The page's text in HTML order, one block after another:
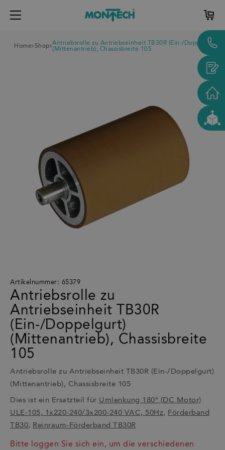
Home Shop Antriebsrolle zu Antriebseinheit TB30R (Ein-/Doppelgurt)
(Mittenantrieb), Chassisbreite 105
Artikelnummer: 65379
Antriebsrolle zu
Antriebseinheit TB30R
(Ein-/Doppelgurt)
(Mittenantrieb), Chassisbreite
105
Antriebsrolle zu Antriebseinheit TB30R (Ein-/Doppelgurt)
(Mittenantrieb), Chassisbreite 105
Dies ist ein Ersatzteil für Umlenkung 180° (DC Motor)
ULE-105, 1x220-240/3x200-240 VAC, 50Hz, Förderband
TB30, Reinraum-Förderband TB30R
Bitte loggen Sie sich ein, um die verschiedenen